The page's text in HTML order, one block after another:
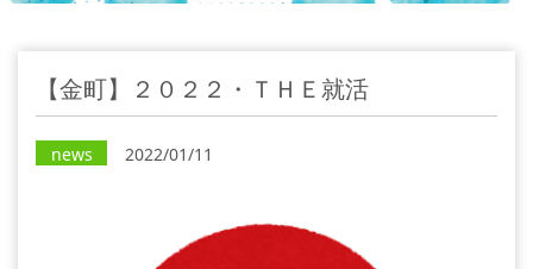
【金町】２０２２・ＴＨＥ就活
news 2022/01/11